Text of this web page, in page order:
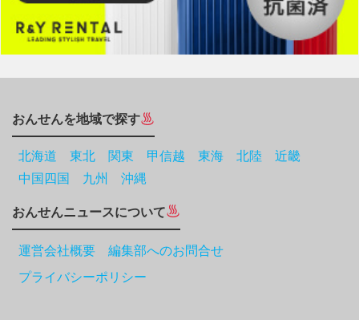
おんせんを地域で探す
北海道 東北 関東 甲信越 東海 北陸
近畿
中国四国
九州 沖縄
おんせんニュースについて
運営会社概要 編集部へのお問合せ
プライバシーポリシー